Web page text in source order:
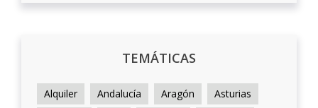
TEMÁTICAS
Alquiler Andalucía Aragón
Asturias